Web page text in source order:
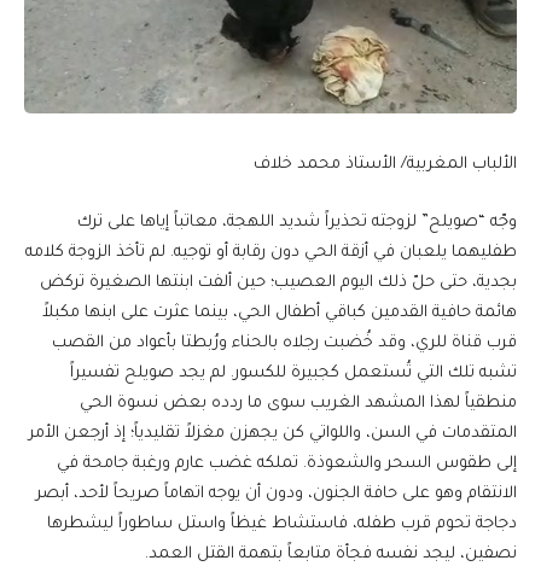
الألباب المغربية/ الأستاذ محمد خلاف
وجّه “صويلح” لزوجته تحذيراً شديد اللهجة، معاتباً إياها على ترك
طفليهما يلعبان في أزقة الحي دون رقابة أو توجيه. لم تأخذ الزوجة كلامه
بجدية، حتى حلّ ذلك اليوم العصيب؛ حين ألفت ابنتها الصغيرة تركض
هائمة حافية القدمين كباقي أطفال الحي، بينما عثرت على ابنها مكبلاً
قرب قناة للري، وقد خُضبت رجلاه بالحناء ورُبطتا بأعواد من القصب
تشبه تلك التي تُستعمل كجبيرة للكسور. لم يجد صويلح تفسيراً
منطقياً لهذا المشهد الغريب سوى ما ردده بعض نسوة الحي
المتقدمات في السن، واللواتي كن يجهزن مغزلاً تقليدياً؛ إذ أرجعن الأمر
إلى طقوس السحر والشعوذة. تملكه غضب عارم ورغبة جامحة في
الانتقام وهو على حافة الجنون، ودون أن يوجه اتهاماً صريحاً لأحد، أبصر
دجاجة تحوم قرب طفله، فاستشاط غيظاً واستل ساطوراً ليشطرها
نصفين، ليجد نفسه فجأة متابعاً بتهمة القتل العمد.